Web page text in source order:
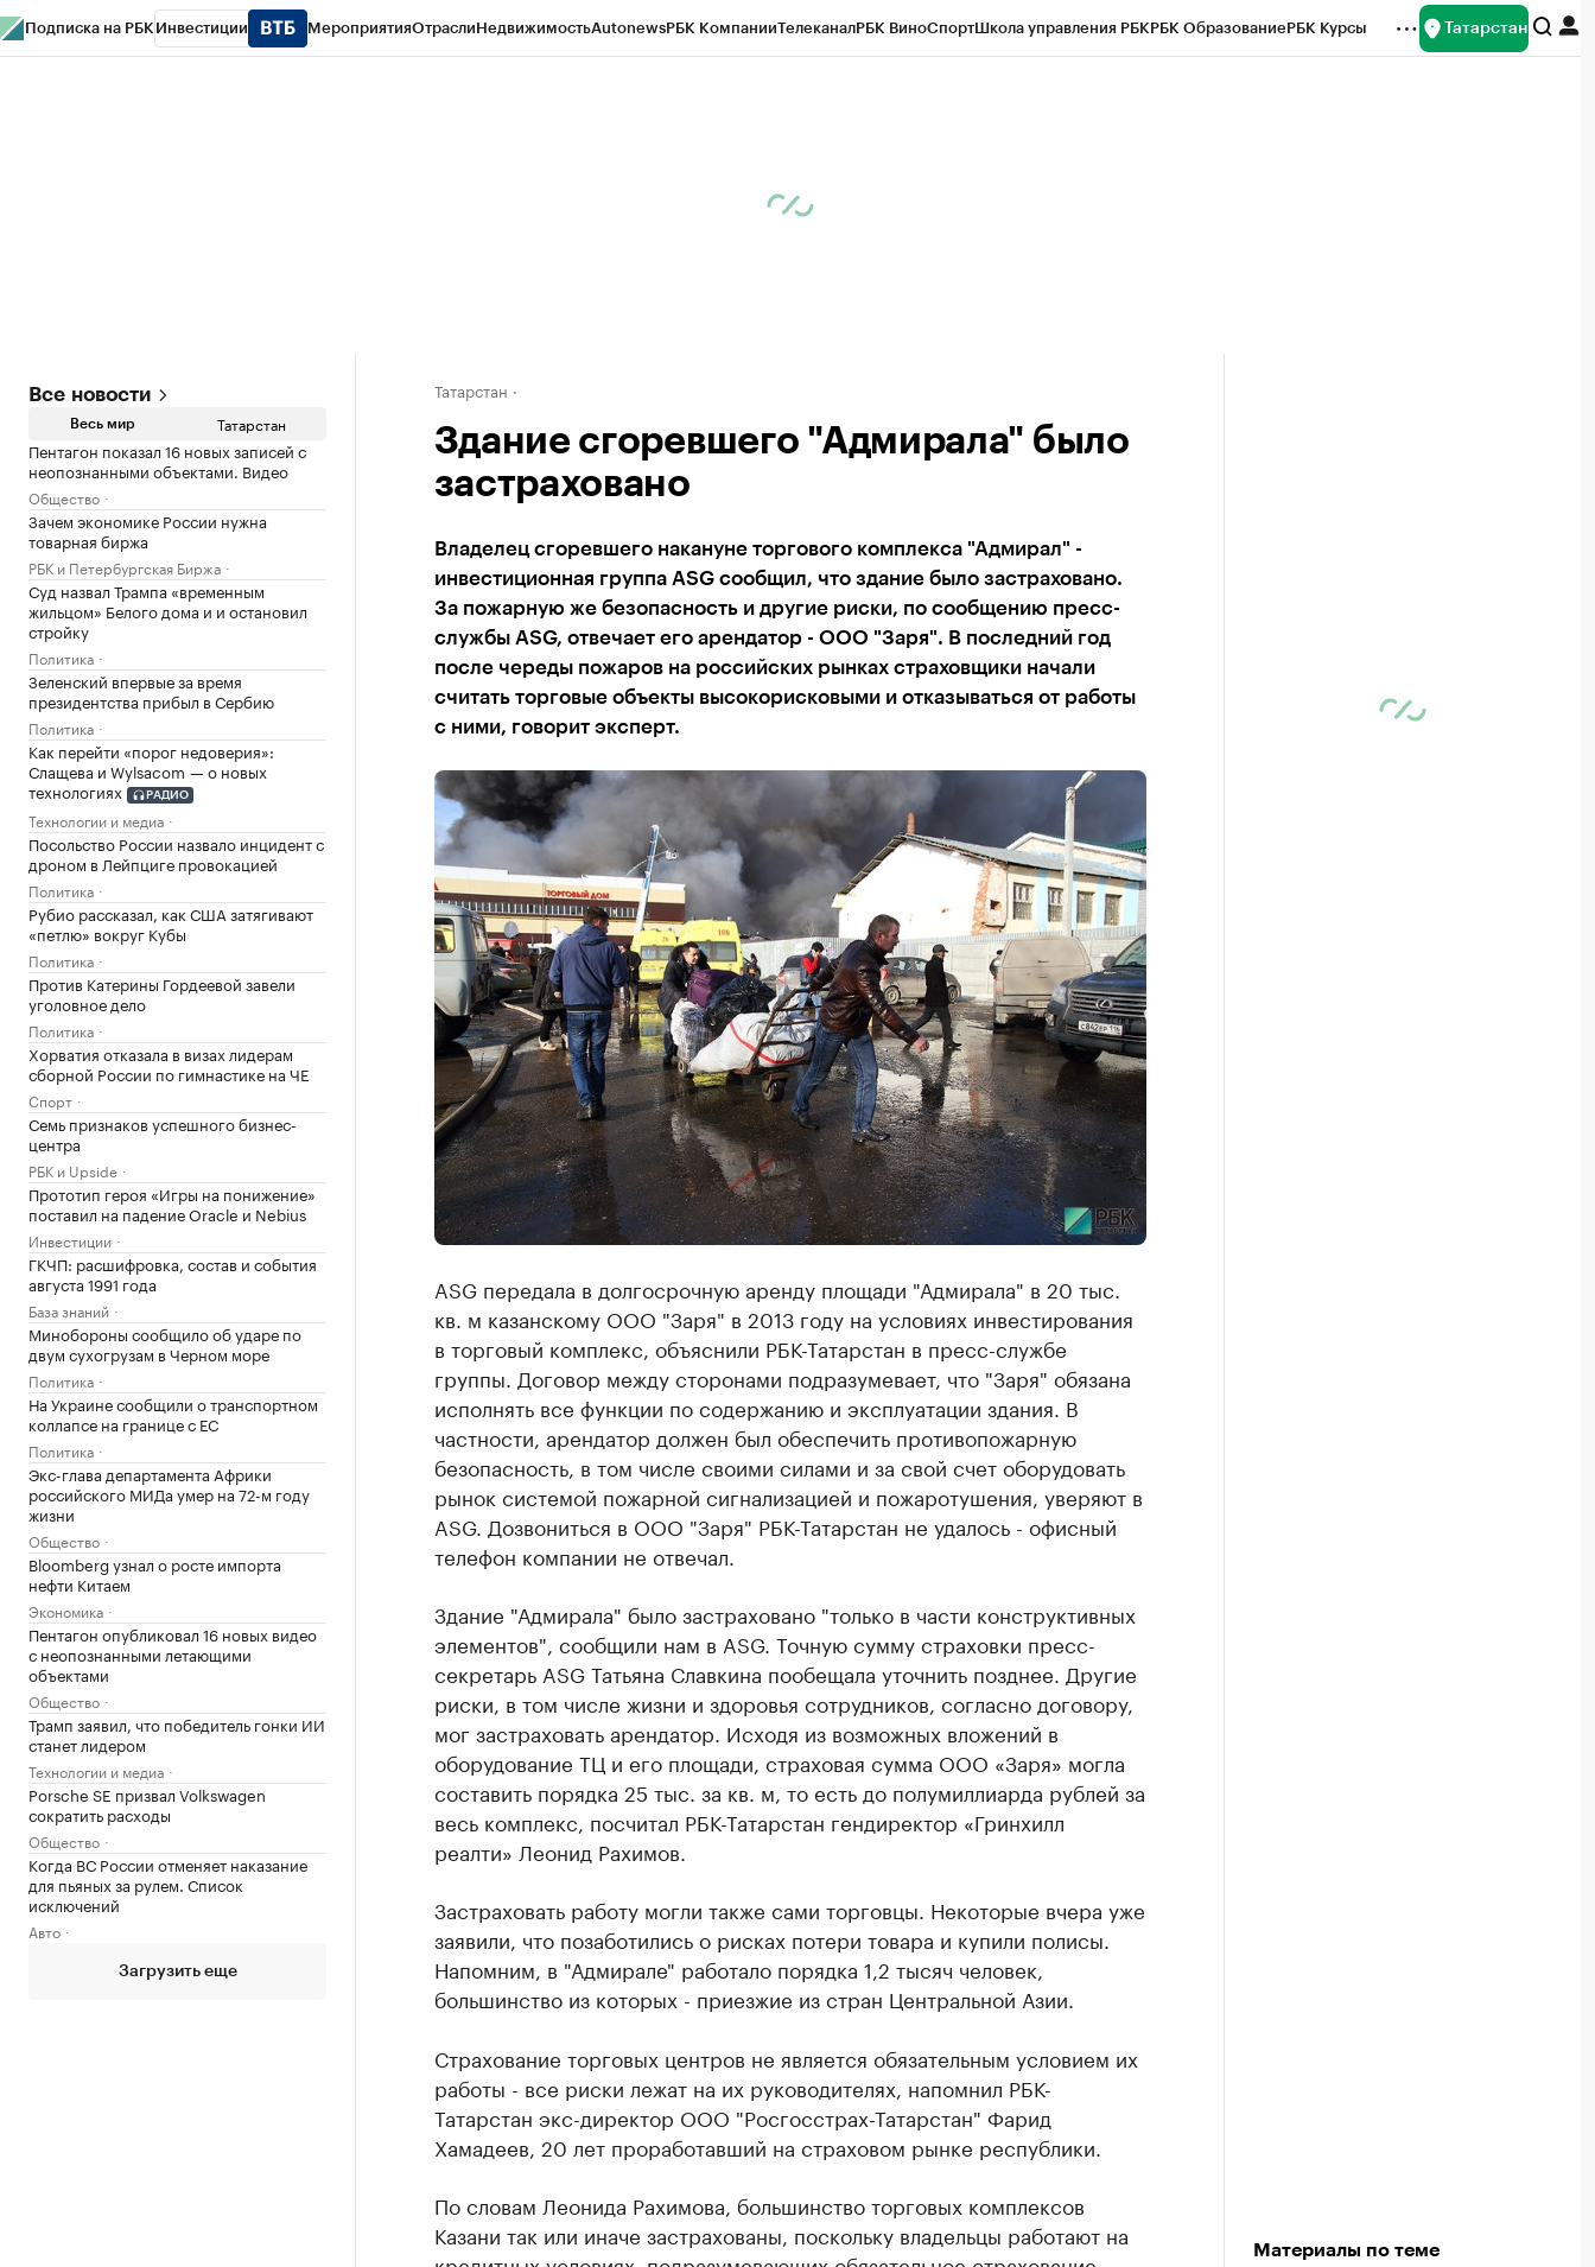
Подписка на РБК Инвестиции МероприятияОтраслиНедвижимостьAutonewsРБК КомпанииТелеканалРБК ВиноСпортШкола управления РБКРБК ОбразованиеРБК Курсы Татарстан
Все новости
Весь мир Татарстан
Пентагон показал 16 новых записей с
неопознанными объектами. Видео
Общество
Зачем экономике России нужна
товарная биржа
РБК и Петербургская Биржа
Суд назвал Трампа «временным
жильцом» Белого дома и и остановил
стройку
Политика
Зеленский впервые за время
президентства прибыл в Сербию
Политика
Как перейти «порог недоверия»:
Слащева и Wylsacom — о новых
технологиях
РАДИО
Технологии и медиа
Посольство России назвало инцидент с
дроном в Лейпциге провокацией
Политика
Рубио рассказал, как США затягивают
«петлю» вокруг Кубы
Политика
Против Катерины Гордеевой завели
уголовное дело
Политика
Хорватия отказала в визах лидерам
сборной России по гимнастике на ЧЕ
Спорт
Семь признаков успешного бизнес-
центра
РБК и Upside
Прототип героя «Игры на понижение»
поставил на падение Oracle и Nebius
Инвестиции
ГКЧП: расшифровка, состав и события
августа 1991 года
База знаний
Минобороны сообщило об ударе по
двум сухогрузам в Черном море
Политика
На Украине сообщили о транспортном
коллапсе на границе с ЕС
Политика
Экс-глава департамента Африки
российского МИДа умер на 72-м году
жизни
Общество
Bloomberg узнал о росте импорта
нефти Китаем
Экономика
Пентагон опубликовал 16 новых видео
с неопознанными летающими
объектами
Общество
Трамп заявил, что победитель гонки ИИ
станет лидером
Технологии и медиа
Porsche SE призвал Volkswagen
сократить расходы
Общество
Когда ВС России отменяет наказание
для пьяных за рулем. Список
исключений
Авто
Загрузить еще
Татарстан
Здание сгоревшего "Адмирала" было
застраховано
Владелец сгоревшего накануне торгового комплекса "Адмирал" -
инвестиционная группа ASG сообщил, что здание было застраховано.
За пожарную же безопасность и другие риски, по сообщению пресс-
службы ASG, отвечает его арендатор - ООО "Заря". В последний год
после череды пожаров на российских рынках страховщики начали
считать торговые объекты высокорисковыми и отказываться от работы
с ними, говорит эксперт.
ASG передала в долгосрочную аренду площади "Адмирала" в 20 тыс.
кв. м казанскому ООО "Заря" в 2013 году на условиях инвестирования
в торговый комплекс, объяснили РБК-Татарстан в пресс-службе
группы. Договор между сторонами подразумевает, что "Заря" обязана
исполнять все функции по содержанию и эксплуатации здания. В
частности, арендатор должен был обеспечить противопожарную
безопасность, в том числе своими силами и за свой счет оборудовать
рынок системой пожарной сигнализацией и пожаротушения, уверяют в
ASG. Дозвониться в ООО "Заря" РБК-Татарстан не удалось - офисный
телефон компании не отвечал.
Здание "Адмирала" было застраховано "только в части конструктивных
элементов", сообщили нам в ASG. Точную сумму страховки пресс-
секретарь ASG Татьяна Славкина пообещала уточнить позднее. Другие
риски, в том числе жизни и здоровья сотрудников, согласно договору,
мог застраховать арендатор. Исходя из возможных вложений в
оборудование ТЦ и его площади, страховая сумма ООО «Заря» могла
составить порядка 25 тыс. за кв. м, то есть до полумиллиарда рублей за
весь комплекс, посчитал РБК-Татарстан гендиректор «Гринхилл
реалти» Леонид Рахимов.
Застраховать работу могли также сами торговцы. Некоторые вчера уже
заявили, что позаботились о рисках потери товара и купили полисы.
Напомним, в "Адмирале" работало порядка 1,2 тысяч человек,
большинство из которых - приезжие из стран Центральной Азии.
Страхование торговых центров не является обязательным условием их
работы - все риски лежат на их руководителях, напомнил РБК-
Татарстан экс-директор ООО "Росгосстрах-Татарстан" Фарид
Хамадеев, 20 лет проработавший на страховом рынке республики.
По словам Леонида Рахимова, большинство торговых комплексов
Казани так или иначе застрахованы, поскольку владельцы работают на
Материалы по теме